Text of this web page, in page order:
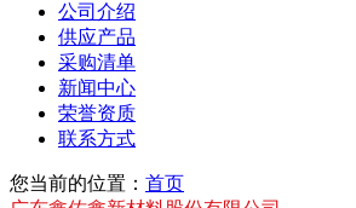
公司介绍
供应产品
采购清单
新闻中心
荣誉资质
联系方式
您当前的位置： 首页